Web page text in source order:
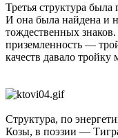
Третья структура
И она была найдена и
тождественных
приземленность —
качеств давало
Структура, по
Козы, в поэзии —